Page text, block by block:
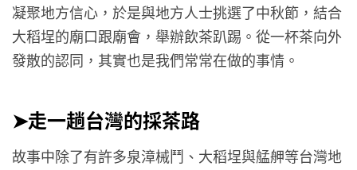
凝聚地方信心，於是與地方人士挑選了中秋節，結合
大稻埕的廟口跟廟會，舉辦飲茶趴踢。從一杯茶向外
發散的認同，其實也是我們常常在做的事情。
➤走一趟台灣的採茶路
故事中除了有許多泉漳械鬥、大稻埕與艋舺等台灣地